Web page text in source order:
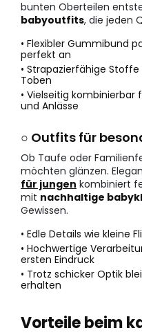
bunten Oberteilen
babyoutfits, die jeden
• Flexibler Gummibund
perfekt an
• Strapazierfähige
Toben
• Vielseitig
und Anlässe
○ Outfits für
Ob Taufe oder
möchten glänzen.
für jungen kombiniert
mit nachhaltige
Gewissen.
• Edle Details wie kleine
• Hochwertige
ersten Eindruck
• Trotz schicker Optik
erhalten
Vorteile beim